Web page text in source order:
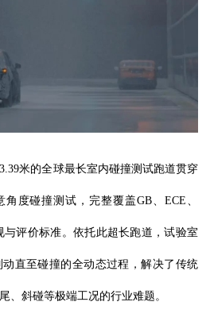
米的全球最长室内碰撞测试跑道贯穿
角度碰撞测试，完整覆盖GB、ECE、
与评价标准。依托此超长跑道，试验室
直至碰撞的全动态过程，解决了传统
、斜碰等极端工况的行业难题。